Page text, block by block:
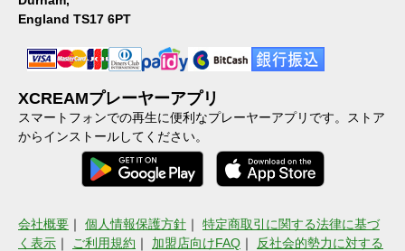
England TS17 6PT
XCREAMプレーヤーアプリ
スマートフォンでの再生に便利なプレーヤーアプリです。ストア
からインストールしてください。
会社概要 ｜ 個人情報保護方針 ｜ 特定商取引に関する法律に基づ
く表示 ｜ ご利用規約 ｜ 加盟店向けFAQ ｜ 反社会的勢力に対する